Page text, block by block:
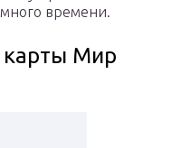
много времени.
карты Мир